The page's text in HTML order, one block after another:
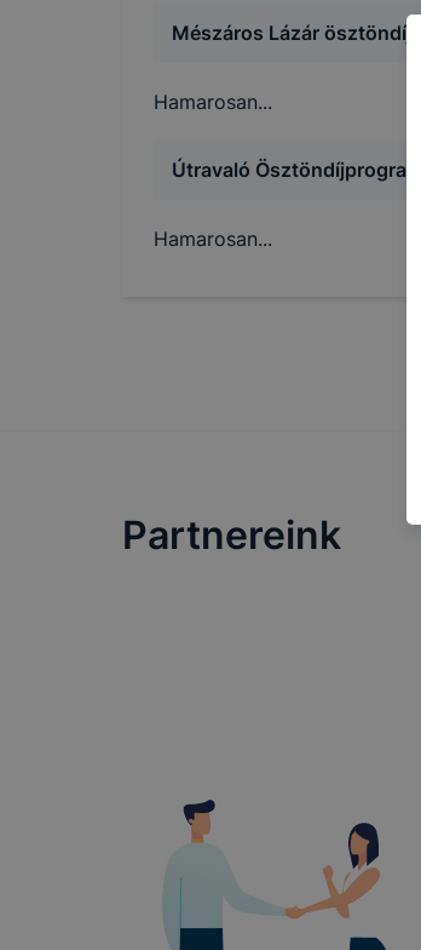
Mészáros Lázár ösztöndíj
Hamarosan...
Útravaló Ösztöndíjprogram
Hamarosan...
Partnereink